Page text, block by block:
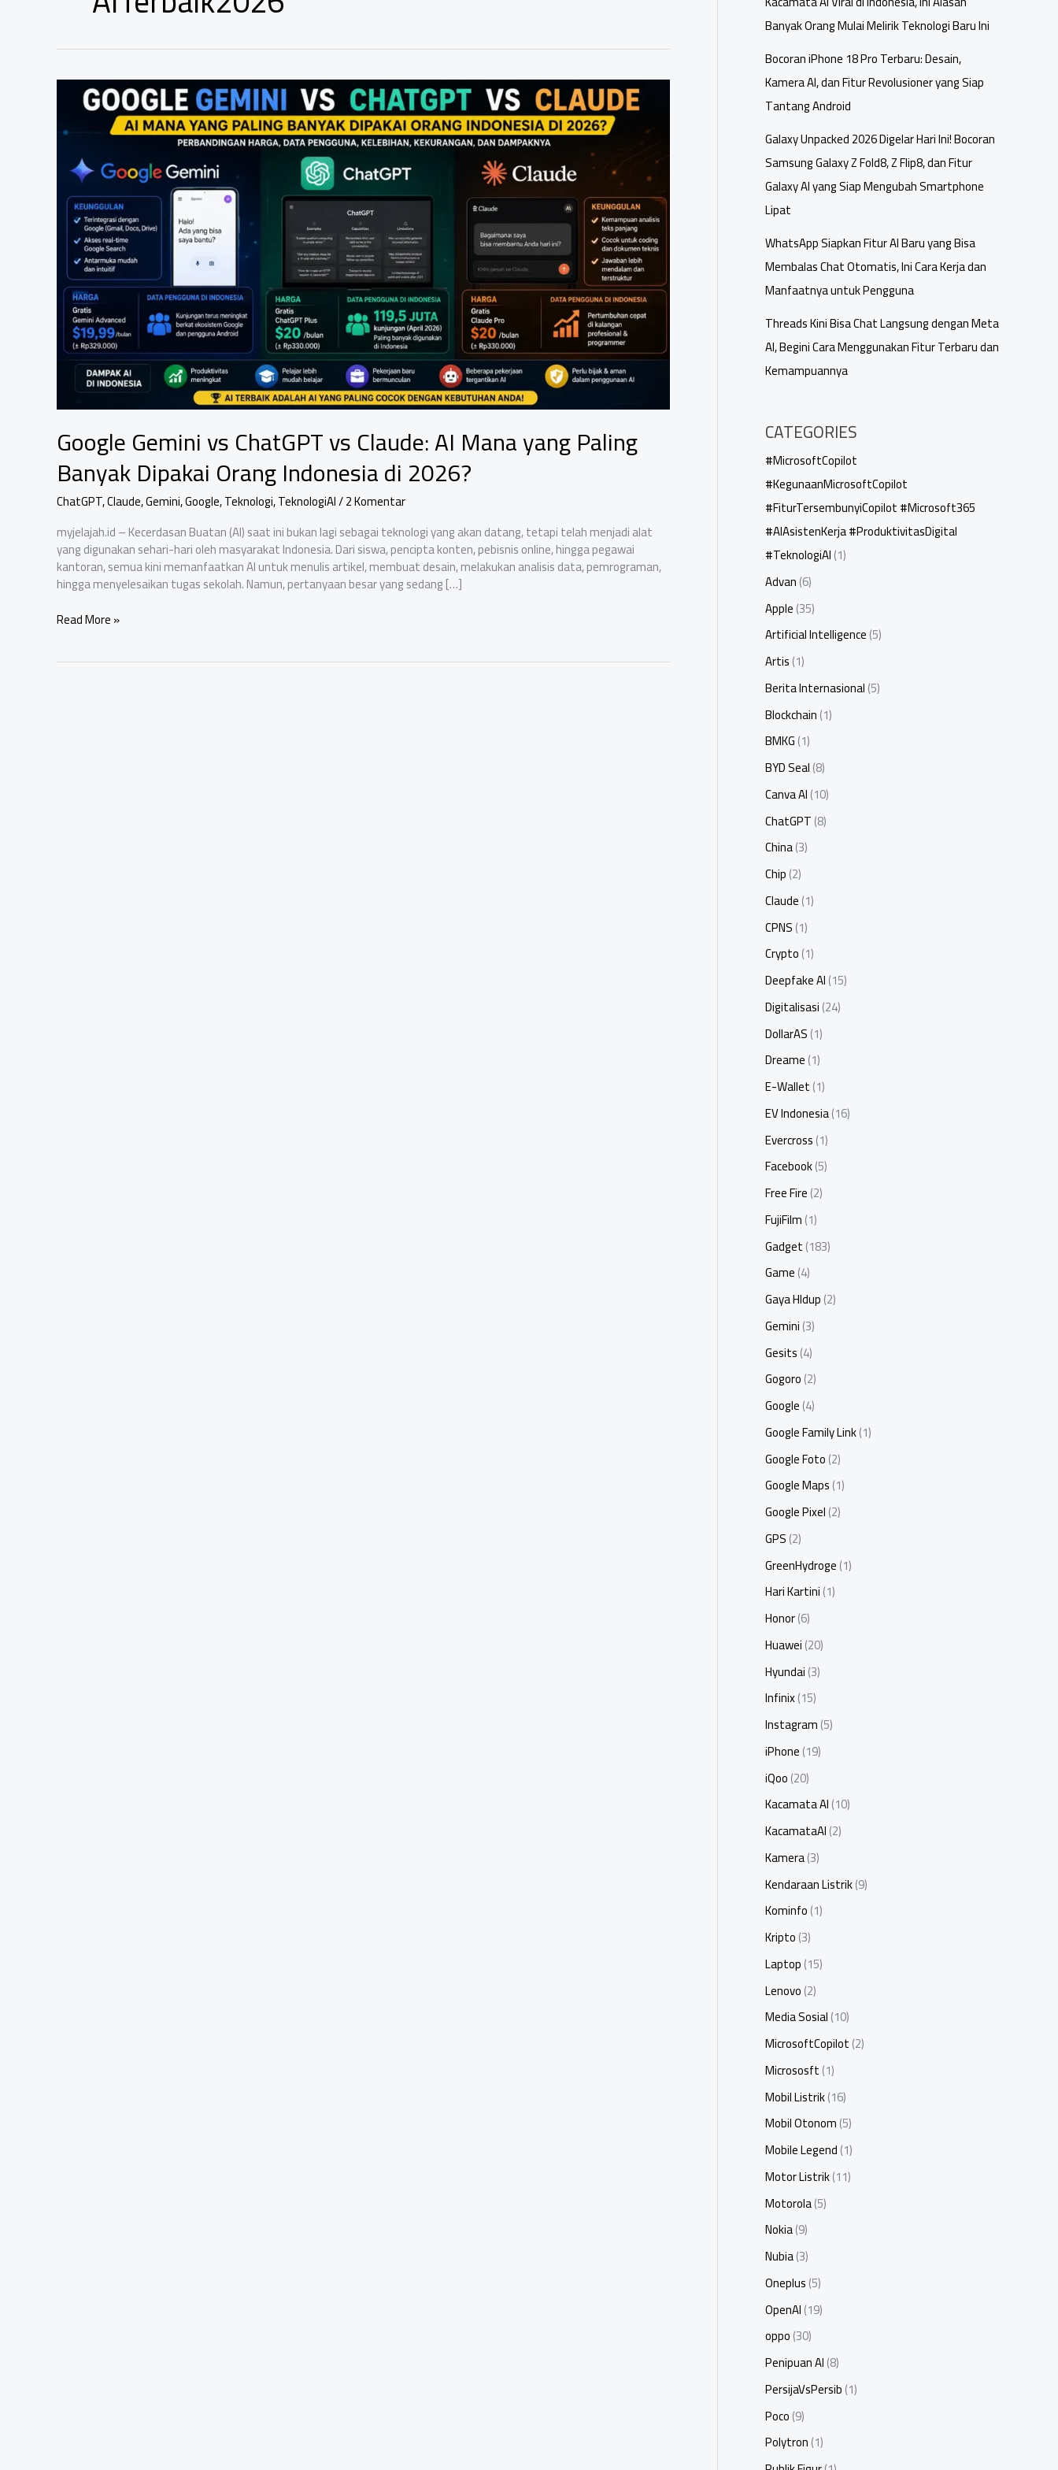
Google Gemini vs ChatGPT vs Claude: AI Mana yang Paling
Banyak Dipakai Orang Indonesia di 2026?
ChatGPT,Claude,Gemini,Google,Teknologi,TeknologiAI/2 Komentar
myjelajah.id – Kecerdasan Buatan (AI) saat ini bukan lagi sebagai teknologi yang akan datang, tetapi telah menjadi alat
yang digunakan sehari-hari oleh masyarakat Indonesia. Dari siswa, pencipta konten, pebisnis online, hingga pegawai
kantoran, semua kini memanfaatkan AI untuk menulis artikel, membuat desain, melakukan analisis data, pemrograman,
hingga menyelesaikan tugas sekolah. Namun, pertanyaan besar yang sedang […]
Google
Read More »
Banyak Orang Mulai Melirik Teknologi Baru Ini
Bocoran iPhone 18 Pro Terbaru: Desain,
Kamera AI, dan Fitur Revolusioner yang Siap
Tantang Android
Galaxy Unpacked 2026 Digelar Hari Ini! Bocoran
Samsung Galaxy Z Fold8, Z Flip8, dan Fitur
Galaxy AI yang Siap Mengubah Smartphone
Lipat
WhatsApp Siapkan Fitur AI Baru yang Bisa
Membalas Chat Otomatis, Ini Cara Kerja dan
Manfaatnya untuk Pengguna
Threads Kini Bisa Chat Langsung dengan Meta
AI, Begini Cara Menggunakan Fitur Terbaru dan
Kemampuannya
CATEGORIES
#MicrosoftCopilot
#KegunaanMicrosoftCopilot
#FiturTersembunyiCopilot #Microsoft365
#AIAsistenKerja #ProduktivitasDigital
#TeknologiAI(1)
Advan(6)
Apple(35)
Artificial Intelligence(5)
Artis(1)
Berita Internasional(5)
Blockchain(1)
BMKG(1)
BYD Seal(8)
Canva AI(10)
ChatGPT(8)
China(3)
Chip(2)
Claude(1)
CPNS(1)
Crypto(1)
Deepfake AI(15)
Digitalisasi(24)
DollarAS(1)
Dreame(1)
E-Wallet(1)
EV Indonesia(16)
Evercross(1)
Facebook(5)
Free Fire(2)
FujiFilm(1)
Gadget(183)
Game(4)
Gaya HIdup(2)
Gemini(3)
Gesits(4)
Gogoro(2)
Google(4)
Google Family Link(1)
Google Foto(2)
Google Maps(1)
Google Pixel(2)
GPS(2)
GreenHydroge(1)
Hari Kartini(1)
Honor(6)
Huawei(20)
Hyundai(3)
Infinix(15)
Instagram(5)
iPhone(19)
iQoo(20)
Kacamata AI(10)
KacamataAI(2)
Kamera(3)
Kendaraan Listrik(9)
Kominfo(1)
Kripto(3)
Laptop(15)
Lenovo(2)
Media Sosial(10)
MicrosoftCopilot(2)
Micrososft(1)
Mobil Listrik(16)
Mobil Otonom(5)
Mobile Legend(1)
Motor Listrik(11)
Motorola(5)
Nokia(9)
Nubia(3)
Oneplus(5)
OpenAI(19)
oppo(30)
Penipuan AI(8)
PersijaVsPersib(1)
Poco(9)
Polytron(1)